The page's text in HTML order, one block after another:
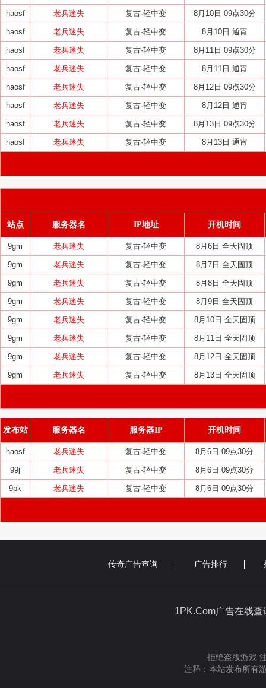
haosf 老兵迷失 复古·轻中变 8月10日 09点30分
haosf 老兵迷失 复古·轻中变 8月10日 通宵
haosf 老兵迷失 复古·轻中变 8月11日 09点30分
haosf 老兵迷失 复古·轻中变 8月11日 通宵
haosf 老兵迷失 复古·轻中变 8月12日 09点30分
haosf 老兵迷失 复古·轻中变 8月12日 通宵
haosf 老兵迷失 复古·轻中变 8月13日 09点30分
haosf 老兵迷失 复古·轻中变 8月13日 通宵
站点 服务器名 IP地址 开机时间
9gm 老兵迷失 复古·轻中变 8月6日 全天固顶
9gm 老兵迷失 复古·轻中变 8月7日 全天固顶
9gm 老兵迷失 复古·轻中变 8月8日 全天固顶
9gm 老兵迷失 复古·轻中变 8月9日 全天固顶
9gm 老兵迷失 复古·轻中变 8月10日 全天固顶
9gm 老兵迷失 复古·轻中变 8月11日 全天固顶
9gm 老兵迷失 复古·轻中变 8月12日 全天固顶
9gm 老兵迷失 复古·轻中变 8月13日 全天固顶
发布站 服务器名 服务器IP 开机时间
haosf 老兵迷失 复古·轻中变 8月6日 09点30分
99j 老兵迷失 复古·轻中变 8月6日 09点30分
9pk 老兵迷失 复古·轻中变 8月6日 09点30分
传奇广告查询 广告排行
1PK.Com广告在
拒绝盗版游戏
注释：本站发布所有